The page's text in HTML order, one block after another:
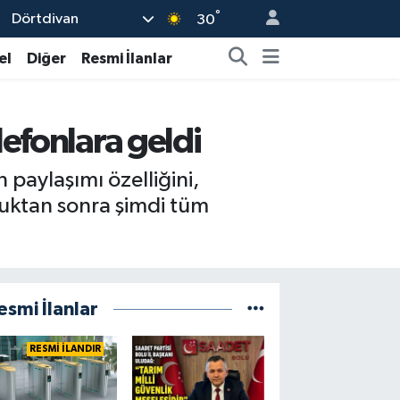
Dörtdivan 30°
Diğer Resmi İlanlar
geldi
paylaşımı özelliğini,
sonra şimdi tüm
İlanlar
RESMİ İLANDIR